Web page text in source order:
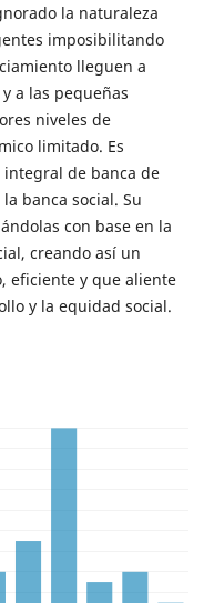
la naturaleza
imposibilitando
lleguen a
a las pequeñas
niveles de
limitado. Es
de banca de
banca social. Su
con base en la
creando así un
eficiente y que aliente
y la equidad social.